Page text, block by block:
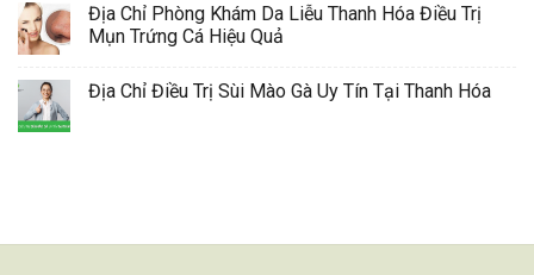
Địa Chỉ Phòng Khám Da Liễu Thanh Hóa Điều Trị
Mụn Trứng Cá Hiệu Quả
Địa Chỉ Điều Trị Sùi Mào Gà Uy Tín Tại Thanh Hóa